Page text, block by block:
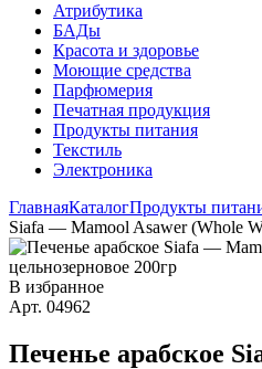
Атрибутика
БАДы
Красота и здоровье
Моющие средства
Парфюмерия
Печатная продукция
Продукты питания
Текстиль
Электроника
ГлавнаяКаталогПродукты
Siafa — Mamool Asawer (Whole
В избранное
Арт. 04962
Печенье арабское